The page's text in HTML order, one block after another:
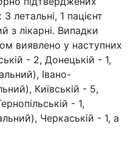
летальні, 1 пацієнт
з лікарні. Випадки
виявлено у наступних
- 2, Донецькій - 1,
Івано-
Київській - 5,
- 1,
Черкаській - 1, а